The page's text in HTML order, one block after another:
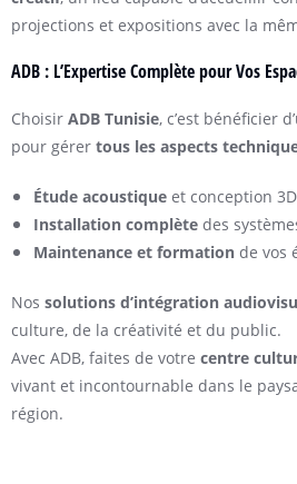
projections et expositions avec la
ADB : L’Expertise Complète pour Vos
Choisir ADB Tunisie, c’est bénéficier
pour gérer tous les aspects
Étude acoustique et conception
Installation complète des
Maintenance et formation de vos
Nos solutions d’intégration
culture, de la créativité et du public.
Avec ADB, faites de votre centre
vivant et incontournable dans le
région.